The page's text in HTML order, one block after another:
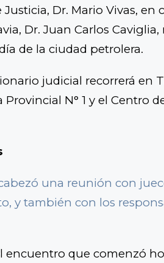
Dr. Mario Vivas, en
Dr. Juan Carlos
de la ciudad petrolera.
judicial recorrerá en
N° 1 y el Centro
una reunión con
y también con los
encuentro que comenzó